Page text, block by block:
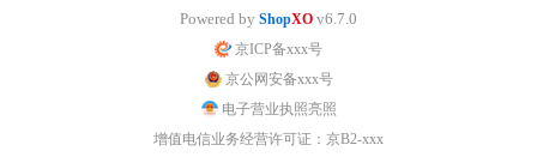
Powered by ShopXO v6.7.0
京ICP备xxx号
京公网安备xxx号
电子营业执照亮照
增值电信业务经营许可证：京B2-xxx